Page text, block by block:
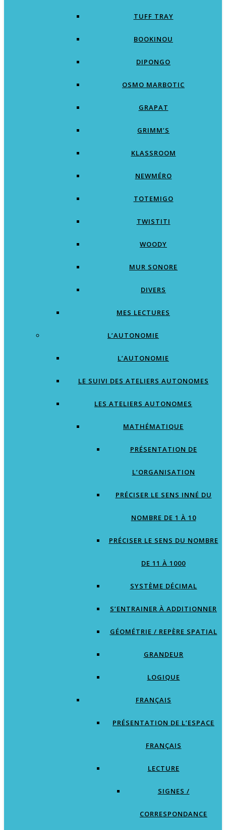
TUFF TRAY
BOOKINOU
DIPONGO
OSMO MARBOTIC
GRAPAT
GRIMM’S
KLASSROOM
NEWMÉRO
TOTEMIGO
TWISTITI
WOODY
MUR SONORE
DIVERS
MES LECTURES
L’AUTONOMIE
L’AUTONOMIE
LE SUIVI DES ATELIERS AUTONOMES
LES ATELIERS AUTONOMES
MATHÉMATIQUE
PRÉSENTATION DE
L’ORGANISATION
PRÉCISER LE SENS INNÉ DU
NOMBRE DE 1 À 10
PRÉCISER LE SENS DU NOMBRE
DE 11 À 1000
SYSTÈME DÉCIMAL
S’ENTRAINER À ADDITIONNER
GÉOMÉTRIE / REPÈRE SPATIAL
GRANDEUR
LOGIQUE
FRANÇAIS
PRÉSENTATION DE L’ESPACE
FRANÇAIS
LECTURE
SIGNES /
CORRESPONDANCE